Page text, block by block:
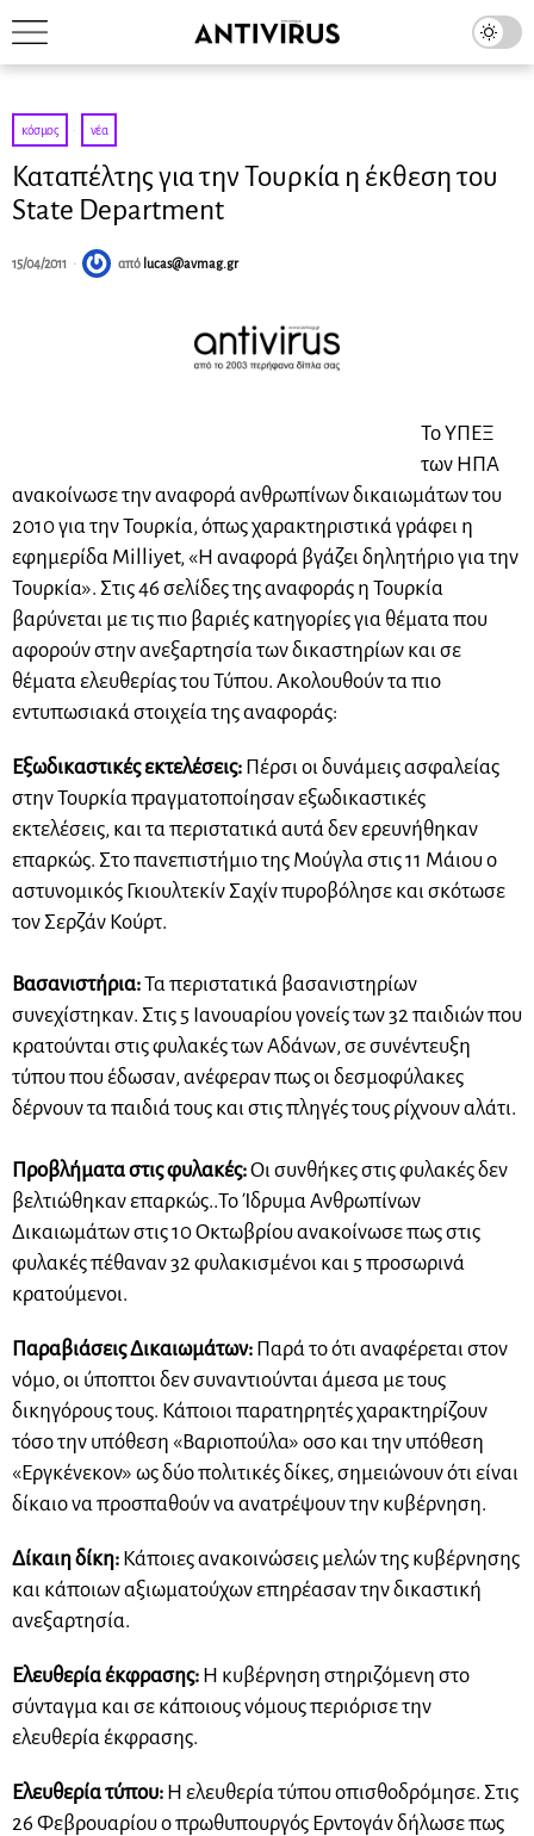
κόσμος · νέα
Καταπέλτης για την Τουρκία η έκθεση του
State Department
15/04/2011 από lucas@avmag.gr
Το ΥΠΕΞ
των ΗΠΑ
ανακοίνωσε την αναφορά ανθρωπίνων δικαιωμάτων του
2010 για την Τουρκία, όπως χαρακτηριστικά γράφει η
εφημερίδα Milliyet, «Η αναφορά βγάζει δηλητήριο για την
Τουρκία». Στις 46 σελίδες της αναφοράς η Τουρκία
βαρύνεται με τις πιο βαριές κατηγορίες για θέματα που
αφορούν στην ανεξαρτησία των δικαστηρίων και σε
θέματα ελευθερίας του Τύπου. Ακολουθούν τα πιο
εντυπωσιακά στοιχεία της αναφοράς:
Εξωδικαστικές εκτελέσεις: Πέρσι οι δυνάμεις ασφαλείας
στην Τουρκία πραγματοποίησαν εξωδικαστικές
εκτελέσεις, και τα περιστατικά αυτά δεν ερευνήθηκαν
επαρκώς. Στο πανεπιστήμιο της Μούγλα στις 11 Μάιου ο
αστυνομικός Γκιουλτεκίν Σαχίν πυροβόλησε και σκότωσε
τον Σερζάν Κούρτ.
Βασανιστήρια:Τα περιστατικά βασανιστηρίων
συνεχίστηκαν. Στις 5 Ιανουαρίου γονείς των 32 παιδιών που
κρατούνται στις φυλακές των Αδάνων, σε συνέντευξη
τύπου που έδωσαν, ανέφεραν πως οι δεσμοφύλακες
δέρνουν τα παιδιά τους και στις πληγές τους ρίχνουν αλάτι.
Προβλήματα στις φυλακές:Οι συνθήκες στις φυλακές δεν
βελτιώθηκαν επαρκώς..Το Ίδρυμα Ανθρωπίνων
Δικαιωμάτων στις 10 Οκτωβρίου ανακοίνωσε πως στις
φυλακές πέθαναν 32 φυλακισμένοι και 5 προσωρινά
κρατούμενοι.
Παραβιάσεις Δικαιωμάτων: Παρά το ότι αναφέρεται στον
νόμο, οι ύποπτοι δεν συναντιούνται άμεσα με τους
δικηγόρους τους. Κάποιοι παρατηρητές χαρακτηρίζουν
τόσο την υπόθεση «Βαριοπούλα» οσο και την υπόθεση
«Εργκένεκον» ως δύο πολιτικές δίκες, σημειώνουν ότι είναι
δίκαιο να προσπαθούν να ανατρέψουν την κυβέρνηση.
Δίκαιη δίκη: Κάποιες ανακοινώσεις μελών της κυβέρνησης
και κάποιων αξιωματούχων επηρέασαν την δικαστική
ανεξαρτησία.
Ελευθερία έκφρασης: Η κυβέρνηση στηριζόμενη στο
σύνταγμα και σε κάποιους νόμους περιόρισε την
ελευθερία έκφρασης.
Ελευθερία τύπου: Η ελευθερία τύπου οπισθοδρόμησε. Στις
26 Φεβρουαρίου ο πρωθυπουργός Ερντογάν δήλωσε πως